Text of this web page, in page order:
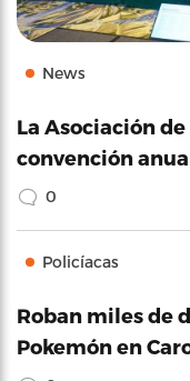
News
La Asociación
convención
0
Policíacas
Roban miles de
Pokemón en